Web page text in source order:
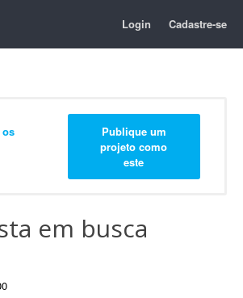
Login Cadastre-se
os
Publique um
projeto como
este
em busca